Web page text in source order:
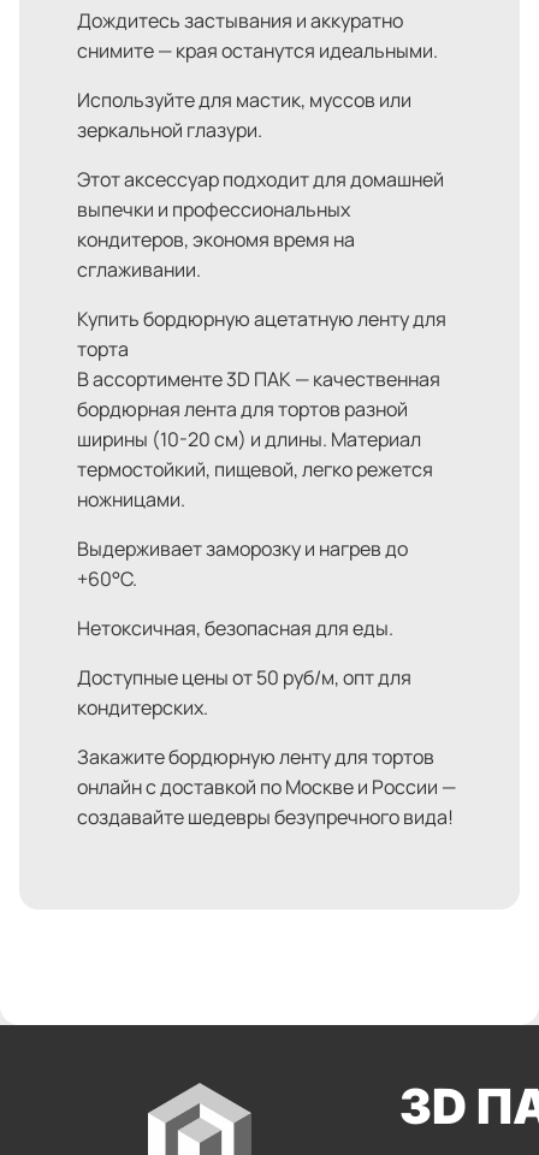
Дождитесь застывания и аккуратно
снимите — края останутся идеальными.
Используйте для мастик, муссов или
зеркальной глазури.
Этот аксессуар подходит для домашней
выпечки и профессиональных
кондитеров, экономя время на
сглаживании.
Купить бордюрную ацетатную ленту для
торта
В ассортименте 3D ПАК — качественная
бордюрная лента для тортов разной
ширины (10-20 см) и длины. Материал
термостойкий, пищевой, легко режется
ножницами.
Выдерживает заморозку и нагрев до
+60°C.
Нетоксичная, безопасная для еды.
Доступные цены от 50 руб/м, опт для
кондитерских.
Закажите бордюрную ленту для тортов
онлайн с доставкой по Москве и России —
создавайте шедевры безупречного вида!
3D